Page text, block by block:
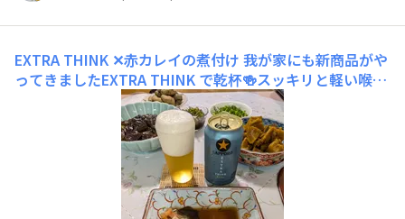
EXTRA THINK ✕赤カレイの煮付け 我が家にも新商品がや
ってきましたEXTRA THINK で乾杯🍻スッキリと軽い喉越
しでゴクゴク飲めるビール。昼ビールで飲みたいな、と言
う印象です ※個人の感想です赤カレイの煮付け、かぼ
ちゃの煮物、茄子のレンチン煮浸し、きゅうりの昆布佃煮
和え＆茹でジャンボ落花生残りとともに美味しかったで